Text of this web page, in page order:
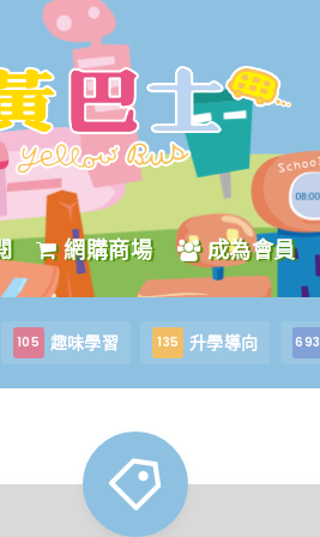
網購商場 成為會員
105 趣味學習 135 升學導向 693